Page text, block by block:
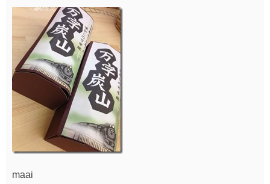
maai